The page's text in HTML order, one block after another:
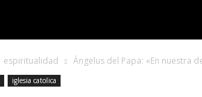
espiritualidad Ángelus del Papa: «En nuestra
iglesia catolica